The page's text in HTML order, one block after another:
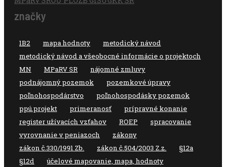
značky
1B2 mapa hodnoty
metodický návod
metodický návod a všeobocné informácie o projektoch
MN
MPaRV SR
nájomné zmluvy
podnájomný pozemok
pozemkové úpravy
poľnohospodárstvo
poľnohospodásky pozemok
ppú.projekt
primeranosť
prípravné konanie
register užívacích vzťahov
ROEP
spracovanie
vyrovnanie v peniazoch
zákony
zákon č.330/1991 Zb.
zákon č.504/2003 Z.z.
§12a
§12d
účelové mapovanie, mapa, hodnoty